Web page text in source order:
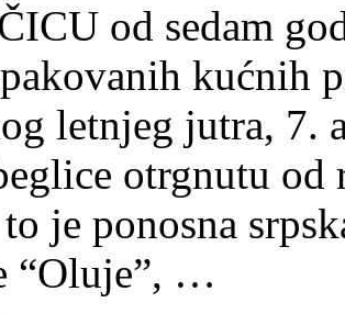
od sedam
kućnih
letnjeg jutra, 7.
otrgnutu od
je ponosna
“Oluje”, …